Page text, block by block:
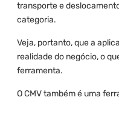
transporte e
categoria.
Veja, portanto, que a
realidade do negócio, o
ferramenta.
O CMV também é uma